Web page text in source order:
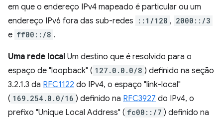
em que o endereço IPv4 mapeado é particular ou um
endereço IPv6 fora das sub-redes
::1/128 , 2000::/3
e ff00::/8 .
Uma rede local Um destino que é resolvido para o
espaço de "loopback" ( 127.0.0.0/8 ) definido na seção
3.2.1.3 da RFC1122 do IPv4, o espaço "link-local"
( 169.254.0.0/16 ) definido na RFC3927 do IPv4, o
prefixo "Unique Local Address" ( fc00::/7 ) definido na